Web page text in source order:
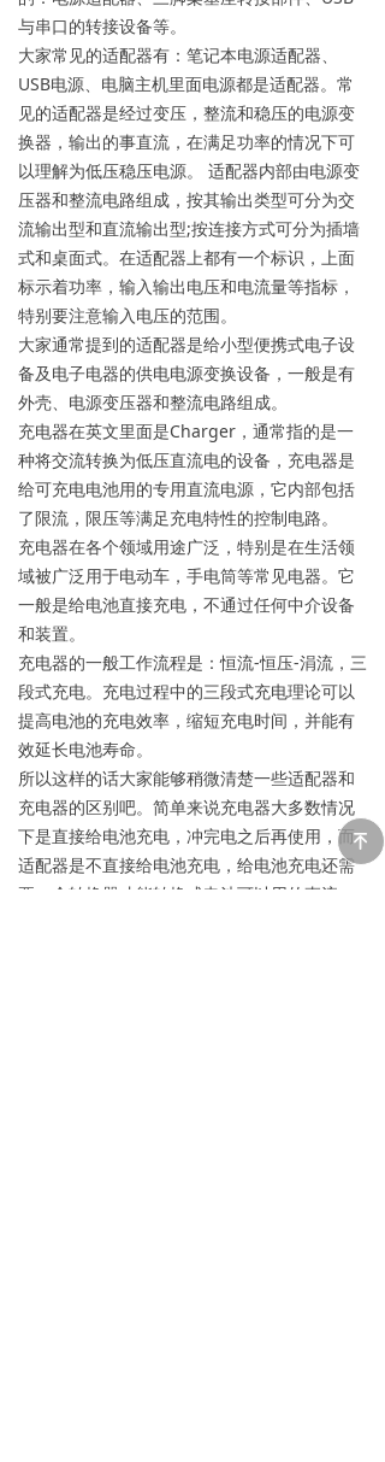
与串口的转接设备等。
大家常见的适配器有：笔记本电源适配器、
USB电源、电脑主机里面电源都是适配器。常
见的适配器是经过变压，整流和稳压的电源变
换器，输出的事直流，在满足功率的情况下可
以理解为低压稳压电源。 适配器内部由电源变
压器和整流电路组成，按其输出类型可分为交
流输出型和直流输出型;按连接方式可分为插墙
式和桌面式。在适配器上都有一个标识，上面
标示着功率，输入输出电压和电流量等指标，
特别要注意输入电压的范围。
大家通常提到的适配器是给小型便携式电子设
备及电子电器的供电电源变换设备，一般是有
外壳、电源变压器和整流电路组成。
充电器在英文里面是Charger，通常指的是一
种将交流转换为低压直流电的设备，充电器是
给可充电电池用的专用直流电源，它内部包括
了限流，限压等满足充电特性的控制电路。
充电器在各个领域用途广泛，特别是在生活领
域被广泛用于电动车，手电筒等常见电器。它
一般是给电池直接充电，不通过任何中介设备
和装置。
充电器的一般工作流程是：恒流-恒压-涓流，三
段式充电。充电过程中的三段式充电理论可以
提高电池的充电效率，缩短充电时间，并能有
效延长电池寿命。
所以这样的话大家能够稍微清楚一些适配器和
充电器的区别吧。简单来说充电器大多数情况
下是直接给电池充电，冲完电之后再使用，而
适配器是不直接给电池充电，给电池充电还需
要一个转换器才能转换成电池可以用的直流
녠